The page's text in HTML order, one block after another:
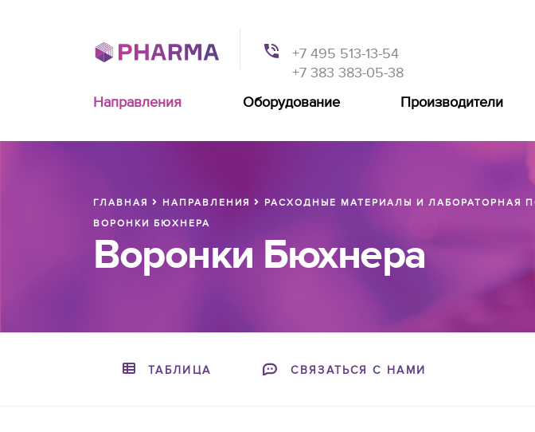
+7 495 513-13-54
+7 383 383-05-38
Направления Оборудование Производители
ГЛАВНАЯ НАПРАВЛЕНИЯ РАСХОДНЫЕ МАТЕРИАЛЫ И ЛАБОРАТОРНАЯ
ВОРОНКИ БЮХНЕРА
Воронки Бюхнера
ТАБЛИЦА СВЯЗАТЬСЯ С НАМИ